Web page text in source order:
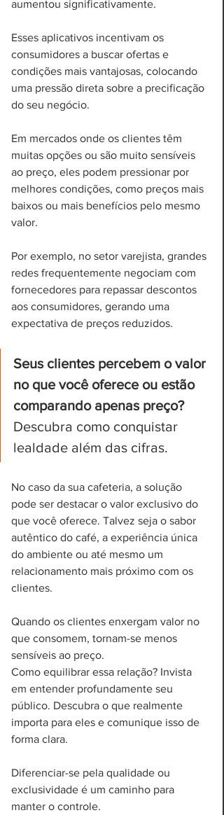
aumentou significativamente.
Esses aplicativos incentivam os
consumidores a buscar ofertas e
condições mais vantajosas, colocando
uma pressão direta sobre a precificação
do seu negócio.
Em mercados onde os clientes têm
muitas opções ou são muito sensíveis
ao preço, eles podem pressionar por
melhores condições, como preços mais
baixos ou mais benefícios pelo mesmo
valor.
Por exemplo, no setor varejista, grandes
redes frequentemente negociam com
fornecedores para repassar descontos
aos consumidores, gerando uma
expectativa de preços reduzidos.
Seus clientes percebem o valor
no que você oferece ou estão
comparando apenas preço?
Descubra como conquistar
lealdade além das cifras.
No caso da sua cafeteria, a solução
pode ser destacar o valor exclusivo do
que você oferece. Talvez seja o sabor
autêntico do café, a experiência única
do ambiente ou até mesmo um
relacionamento mais próximo com os
clientes.
Quando os clientes enxergam valor no
que consomem, tornam-se menos
sensíveis ao preço.
Como equilibrar essa relação? Invista
em entender profundamente seu
público. Descubra o que realmente
importa para eles e comunique isso de
forma clara.
Diferenciar-se pela qualidade ou
exclusividade é um caminho para
manter o controle.